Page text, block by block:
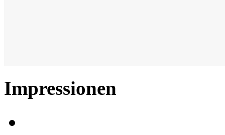
Impressionen